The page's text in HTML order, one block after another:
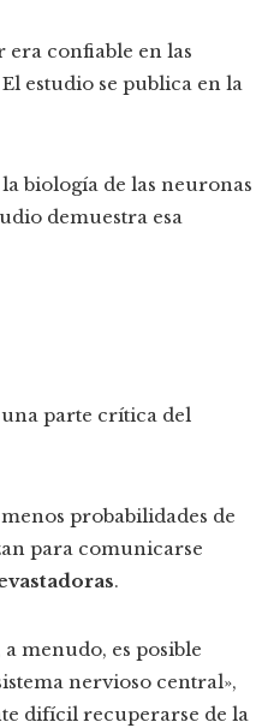
confiable en las
estudio se publica en la
biología de las neuronas
demuestra esa
parte crítica del
probabilidades de
para comunicarse
.
menudo, es posible
nervioso central»,
difícil recuperarse de la